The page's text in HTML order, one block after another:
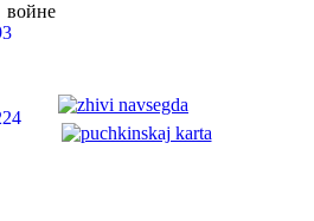
войне